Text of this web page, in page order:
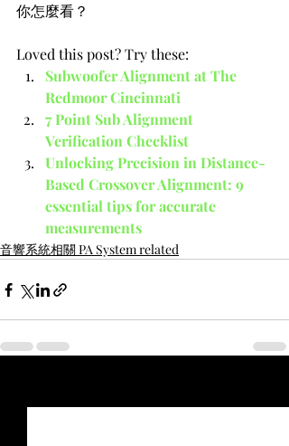
你怎麼看？
Loved this post? Try these:
Subwoofer Alignment at The
Redmoor Cincinnati
7 Point Sub Alignment
Verification Checklist
Unlocking Precision in Distance-
Based Crossover Alignment: 9
essential tips for accurate
measurements
音響系統相關 PA System related